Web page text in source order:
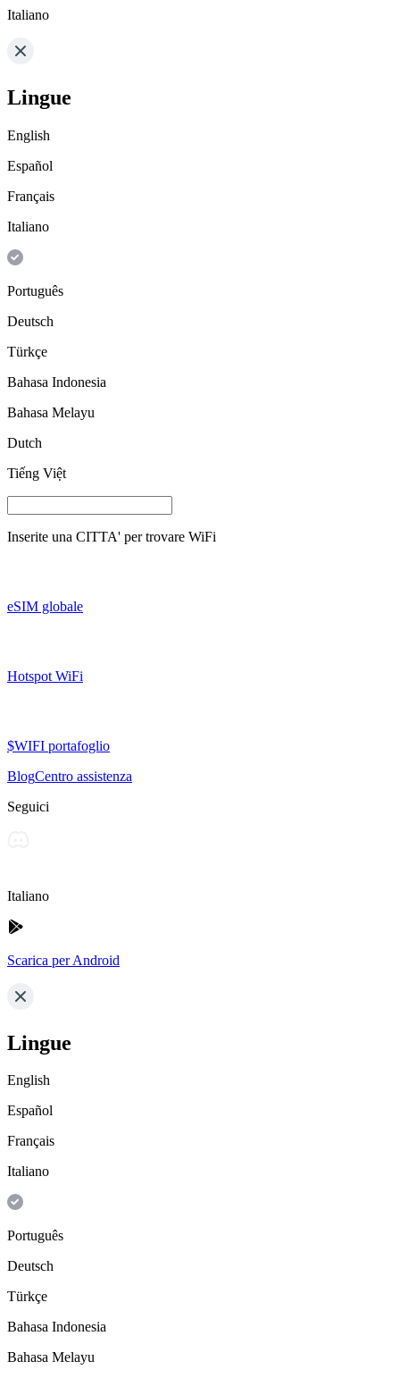
Italiano
Lingue
English
Español
Français
Italiano
Português
Deutsch
Türkçe
Bahasa Indonesia
Bahasa Melayu
Dutch
Tiếng Việt
Inserite una CITTA' per trovare WiFi
eSIM globale
Hotspot WiFi
$WIFI portafoglio
BlogCentro assistenza
Seguici
Italiano
Scarica per Android
Lingue
English
Español
Français
Italiano
Português
Deutsch
Türkçe
Bahasa Indonesia
Bahasa Melayu